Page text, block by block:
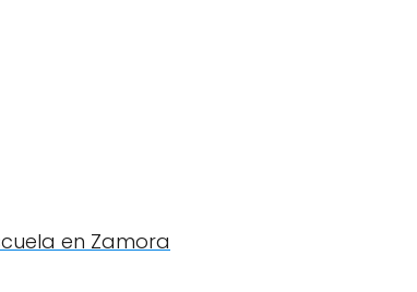
en Zamora